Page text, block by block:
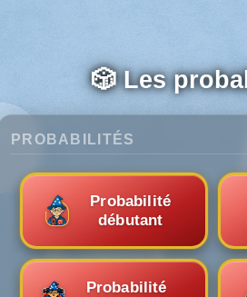
🎲 Les
PROBABILITÉS
Probabilité
débutant
Probabilité